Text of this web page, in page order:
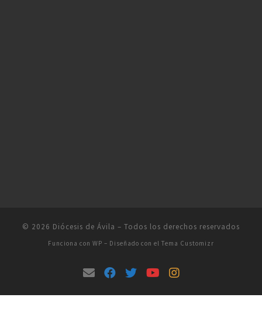
© 2026 Diócesis de Ávila – Todos los derechos reservados
Funciona con WP – Diseñado con el Tema Customizr